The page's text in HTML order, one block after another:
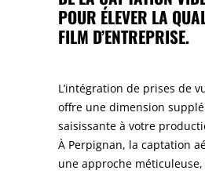
POUR ÉLEVER LA
FILM D’ENTREPRISE.
L’intégration de prises de
offre une dimension
saisissante à votre
À Perpignan, la captation
une approche